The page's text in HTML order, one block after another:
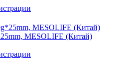
MESOLIFE (Китай)